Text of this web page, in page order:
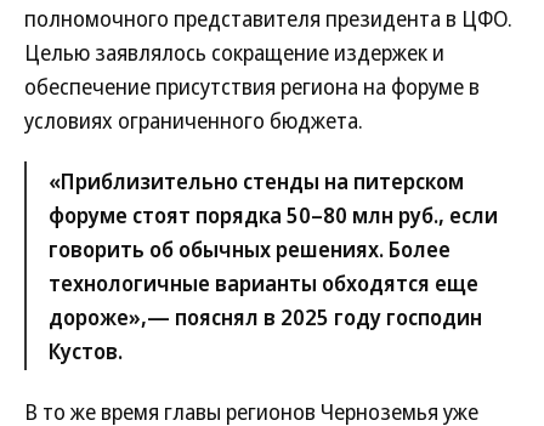
полномочного представителя президента в ЦФО.
Целью заявлялось сокращение издержек и
обеспечение присутствия региона на форуме в
условиях ограниченного бюджета.
«Приблизительно стенды на питерском
форуме стоят порядка 50–80 млн руб., если
говорить об обычных решениях. Более
технологичные варианты обходятся еще
дороже»,— пояснял в 2025 году господин
Кустов.
В то же время главы регионов Черноземья уже